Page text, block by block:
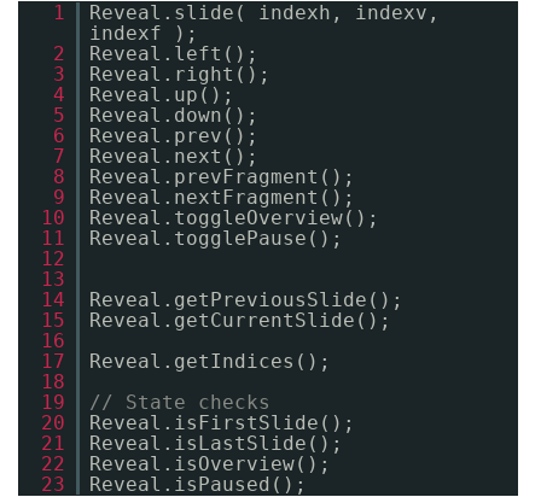
1
Reveal.slide( indexh, indexv,
indexf );
2
Reveal.left();
3
Reveal.right();
4
Reveal.up();
5
Reveal.down();
6
Reveal.prev();
7
Reveal.next();
8
Reveal.prevFragment();
9
Reveal.nextFragment();
10
Reveal.toggleOverview();
11
Reveal.togglePause();
12
13
14
Reveal.getPreviousSlide();
15
Reveal.getCurrentSlide();
16
17
Reveal.getIndices();
18
19
// State checks
20
Reveal.isFirstSlide();
21
Reveal.isLastSlide();
22
Reveal.isOverview();
23
Reveal.isPaused();